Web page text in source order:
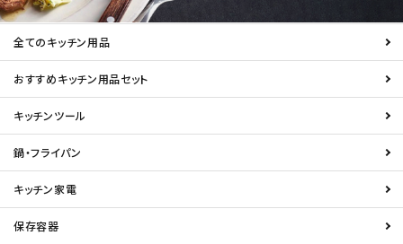
全てのキッチン用品
おすすめキッチン用品セット
キッチンツール
鍋・フライパン
キッチン家電
保存容器